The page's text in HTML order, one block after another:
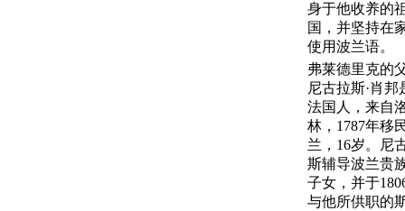
身于他收养的
国，并坚持在
使用波兰语。
弗莱德里克的
尼古拉斯·肖邦
法国人，来自
林，1787年移
兰，16岁。尼
斯辅导波兰贵
子女，并于
与他所供职的